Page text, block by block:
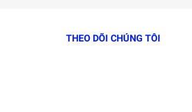
THEO DÕI CHÚNG TÔI